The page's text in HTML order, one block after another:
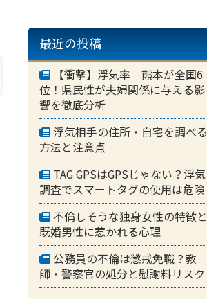
最近の投稿
【衝撃】浮気率 熊本が全国6
位！県民性が夫婦関係に与える影
響を徹底分析
浮気相手の住所・自宅を調べる
方法と注意点
TAG GPSはGPSじゃない？浮気
調査でスマートタグの使用は危険
不倫しそうな独身女性の特徴と
既婚男性に惹かれる心理
公務員の不倫は懲戒免職？教
師・警察官の処分と慰謝料リスク